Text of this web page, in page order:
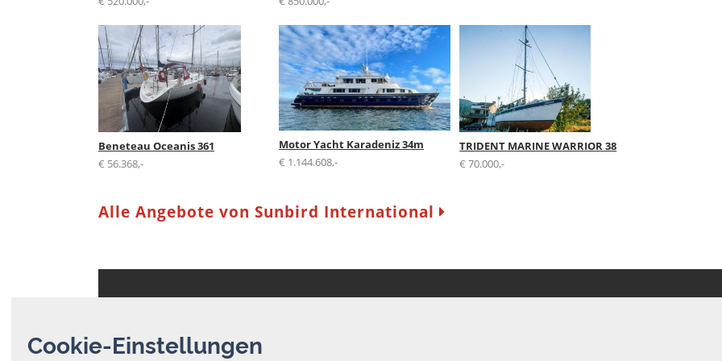
Beneteau Oceanis 361
€ 56.368,-
Motor Yacht Karadeniz 34m
€ 1.144.608,-
TRIDENT MARINE WARRIOR 38
€ 70.000,-
Alle Angebote von Sunbird International
AGB
Datenschutz
Cookie-Einstellungen